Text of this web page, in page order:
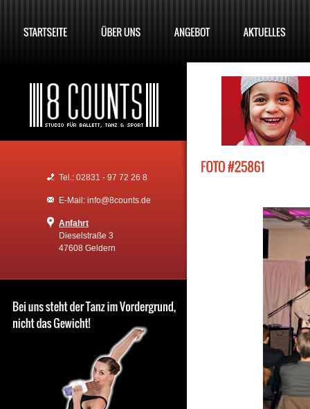
Tel.: 02831 - 97 72 26 8
E-Mail: info@8counts.de
Anfahrt
Dieselstraße 3
47608 Geldern